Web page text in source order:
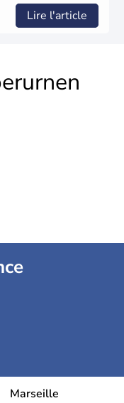
Lire l'article
Marseille